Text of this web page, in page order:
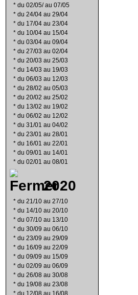
* du 02/05/ au 07/05
* du 24/04 au 29/04
* du 17/04 au 23/04
* du 10/04 au 15/04
* du 03/04 au 09/04
* du 27/03 au 02/04
* du 20/03 au 25/03
* du 14/03 au 19/03
* du 06/03 au 12/03
* du 28/02 au 05/03
* du 20/02 au 25/02
* du 13/02 au 19/02
* du 06/02 au 12/02
* du 31/01 au 04/02
* du 23/01 au 28/01
* du 16/01 au 22/01
* du 09/01 au 14/01
* du 02/01 au 08/01
2020
* du 21/10 au 27/10
* du 14/10 au 20/10
* du 07/10 au 13/10
* du 30/09 au 06/10
* du 23/09 au 29/09
* du 16/09 au 22/09
* du 09/09 au 15/09
* du 02/09 au 06/09
* du 26/08 au 30/08
* du 19/08 au 23/08
* du 12/08 au 16/08